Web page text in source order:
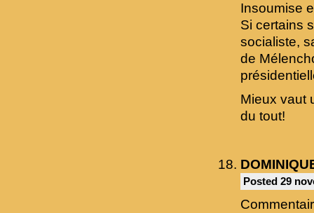
Insoumise
Si certains
socialiste,
de
Mieux vaut
du tout!
Posted 29